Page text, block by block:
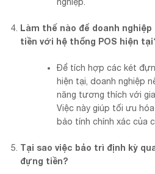
Làm thế nào để doanh
tiền với hệ thống POS hiện
Để tích hợp các két
hiện tại, doanh nghiệp
năng tương thích với
Việc này giúp tối ưu
bảo tính chính xác của
Tại sao việc bảo trì định kỳ
đựng tiền?